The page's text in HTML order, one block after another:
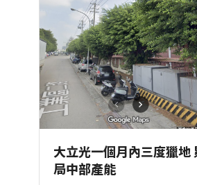
大立光一個月內三度獵地
局中部產能